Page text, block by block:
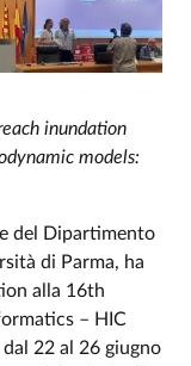
inundation
models:
del Dipartimento
di Parma, ha
alla 16th
– HIC
dal 22 al 26 giugno